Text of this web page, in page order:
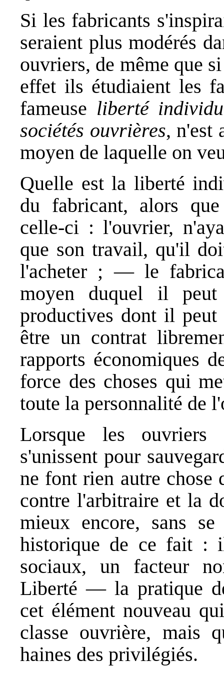
Si les fabricants
seraient plus modérés
ouvriers, de même que
effet ils étudiaient les
fameuse liberté
sociétés ouvrières, n'est
moyen de laquelle on
Quelle est la liberté
du fabricant, alors
celle-ci : l'ouvrier,
que son travail, qu'il
l'acheter ; — le
moyen duquel il peut
productives dont il
être un contrat
rapports économiques
force des choses qui
toute la personnalité de
Lorsque les ouvriers
s'unissent pour
ne font rien autre chose
contre l'arbitraire et la
mieux encore, sans
historique de ce fait :
sociaux, un facteur
Liberté — la pratique
cet élément nouveau
classe ouvrière, mais
haines des privilégiés.